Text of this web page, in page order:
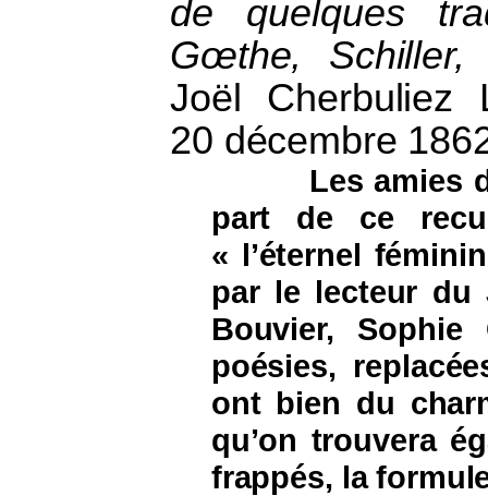
de quelques
Gœthe, Schiller,
Joël Cherbuliez
20 décembre
Les amies
part de ce
« l’éternel
par le lecteur du
Bouvier, Sophie
poésies,
ont bien du
qu’on trouvera
frappés, la